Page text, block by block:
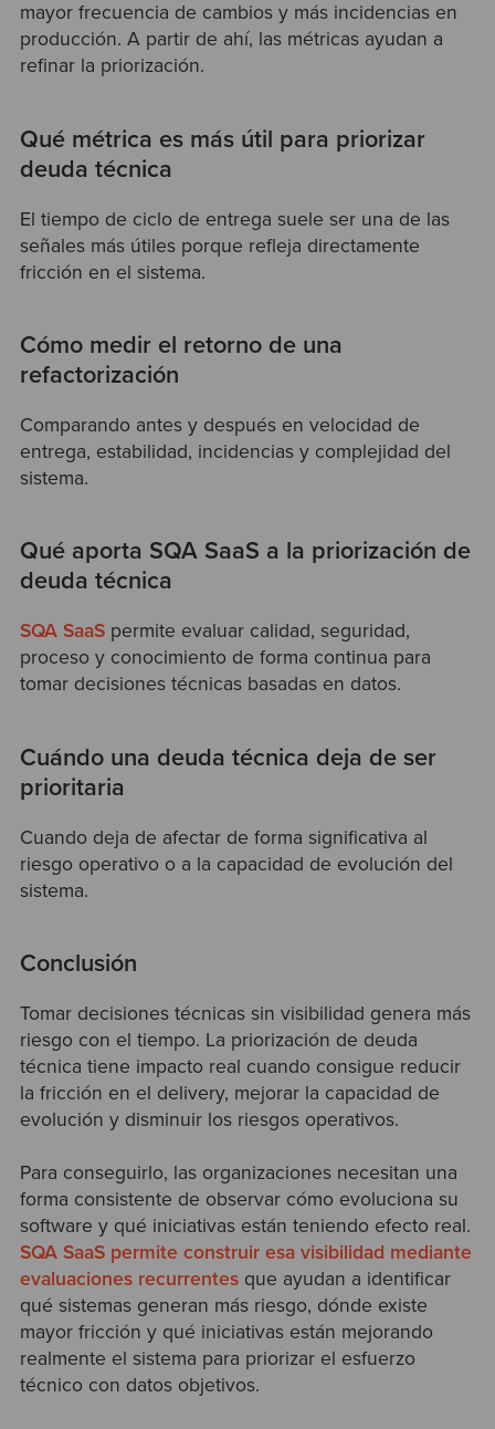
mayor frecuencia de cambios y más incidencias en
producción. A partir de ahí, las métricas ayudan a
refinar la priorización.
Qué métrica es más útil para priorizar
deuda técnica
El tiempo de ciclo de entrega suele ser una de las
señales más útiles porque refleja directamente
fricción en el sistema.
Cómo medir el retorno de una
refactorización
Comparando antes y después en velocidad de
entrega, estabilidad, incidencias y complejidad del
sistema.
Qué aporta SQA SaaS a la priorización de
deuda técnica
SQA SaaSpermite evaluar calidad, seguridad,
proceso y conocimiento de forma continua para
tomar decisiones técnicas basadas en datos.
Cuándo una deuda técnica deja de ser
prioritaria
Cuando deja de afectar de forma significativa al
riesgo operativo o a la capacidad de evolución del
sistema.
Conclusión
Tomar decisiones técnicas sin visibilidad genera más
riesgo con el tiempo. La priorización de deuda
técnica tiene impacto real cuando consigue reducir
la fricción en el delivery, mejorar la capacidad de
evolución y disminuir los riesgos operativos.
Para conseguirlo, las organizaciones necesitan una
forma consistente de observar cómo evoluciona su
software y qué iniciativas están teniendo efecto real.
SQA SaaS permite construir esa visibilidad mediante
evaluaciones recurrentesque ayudan a identificar
qué sistemas generan más riesgo, dónde existe
mayor fricción y qué iniciativas están mejorando
realmente el sistema para priorizar el esfuerzo
técnico con datos objetivos.